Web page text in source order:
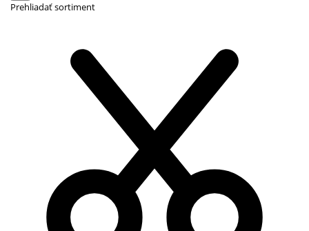
Prehliadať sortiment